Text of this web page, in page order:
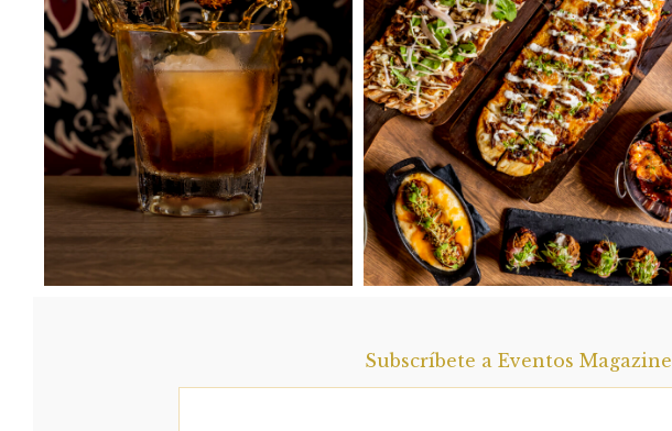
Subscríbete a Eventos Magazine